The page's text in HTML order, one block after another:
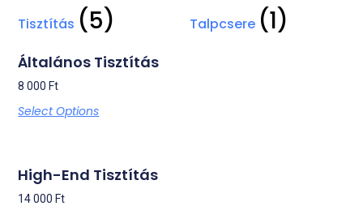
Tisztítás (5) Talpcsere (1)
Általános Tisztítás
8 000 Ft
Select Options
High-End Tisztítás
14 000 Ft